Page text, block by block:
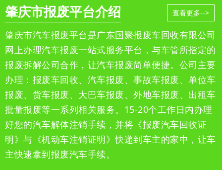
肇庆市报废平台介绍 查看更多-->
肇庆市汽车报废平台是广东国聚报废车回收有限公司
网上办理汽车报废一站式服务平台，与车管所指定的
报废拆解公司合作，让汽车报废简单便捷。公司主要
办理：报废车回收、汽车报废、事故车报废、单位车
报废、货车报废、大巴车报废、外地车报废、出租车
批量报废等一系列相关服务。15-20个工作日内办理
好您的汽车解体注销手续，并将《报废汽车回收证
明》与《机动车注销证明》快递到车主的家中，让车
主快速拿到报废汽车手续。